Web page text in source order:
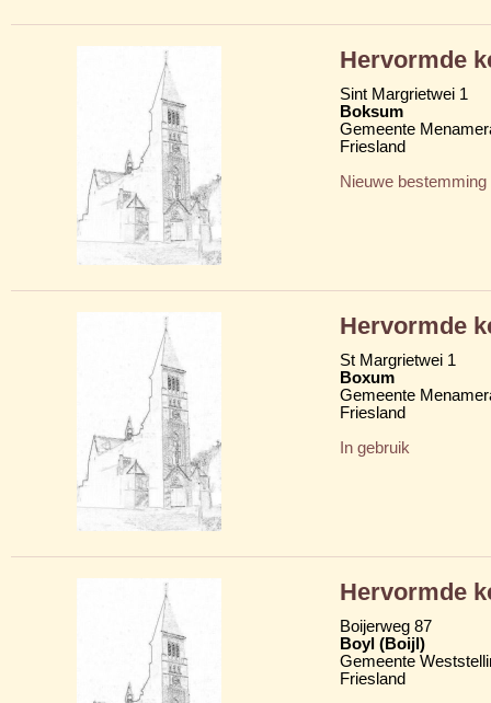
Hervormde
Sint Margrietwei 1
Boksum
Gemeente
Friesland
Nieuwe bestemming
Hervormde
St Margrietwei 1
Boxum
Gemeente
Friesland
In gebruik
Hervormde
Boijerweg 87
Boyl (Boijl)
Gemeente
Friesland